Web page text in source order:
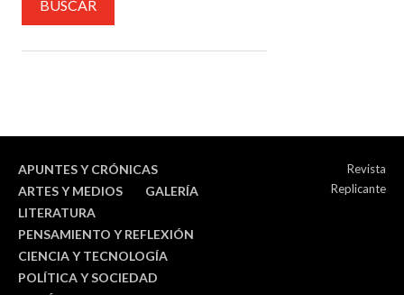
APUNTES Y CRÓNICAS
ARTES Y MEDIOS
GALERÍA
LITERATURA
PENSAMIENTO Y REFLEXIÓN
CIENCIA Y TECNOLOGÍA
POLÍTICA Y SOCIEDAD
Revista
Replicante